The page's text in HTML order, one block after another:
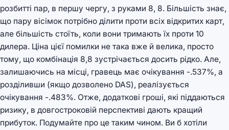
розбитті пар, в першу чергу, з руками 8, 8. Більшість знає,
що пару вісімок потрібно ділити проти всіх відкритих карт,
але більшість стоїть, коли вони тримають їх проти 10
дилера. Ціна цієї помилки не така вже й велика, просто
тому, що комбінація 8,8 зустрічається досить рідко. Але,
залишаючись на місці, гравець має очікування -.537%, а
розділивши (якщо дозволено DAS), реалізується
очікування -.483%. Отже, додаткові гроші, які піддаються
ризику, в довгостроковій перспективі дають кращий
прибуток. Подумайте про це таким чином. Ви б хотіли